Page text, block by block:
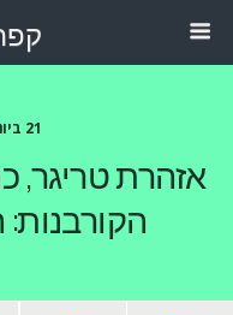
21 ביוני 2024 •
אזהרת טריגר,